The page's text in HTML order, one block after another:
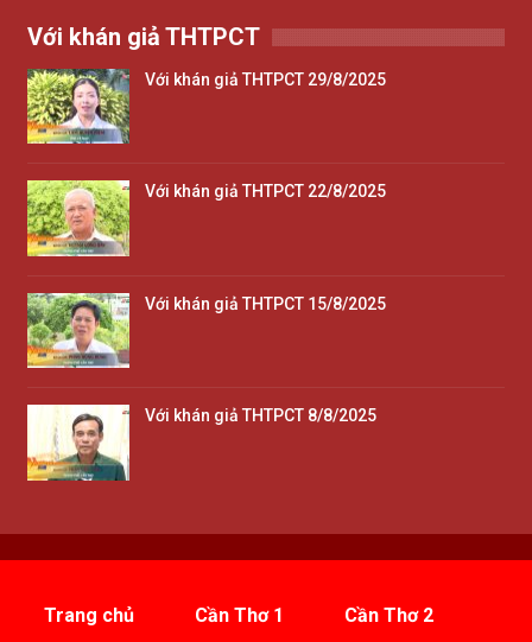
Với khán giả THTPCT
Với khán giả THTPCT 29/8/2025
Với khán giả THTPCT 22/8/2025
Với khán giả THTPCT 15/8/2025
Với khán giả THTPCT 8/8/2025
Trang chủ Cần Thơ 1 Cần Thơ 2